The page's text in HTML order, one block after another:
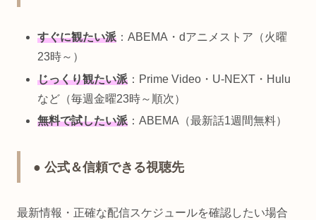
すぐに観たい派 ：ABEMA・dアニメストア（火曜
23時～）
じっくり観たい派 ：Prime Video・U-NEXT・Hulu
など（毎週金曜23時～順次）
無料で試したい派 ：ABEMA（最新話1週間無料）
● 公式＆信頼できる視聴先
最新情報・正確な配信スケジュールを確認したい場合